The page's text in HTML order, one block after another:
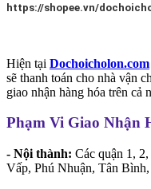
https://shopee.vn/
Hiện tại Dochoicholon.com
sẽ thanh toán cho nhà vận
giao nhận hàng hóa trên cả
Phạm Vi Giao Nhận
- Nội thành: Các quận 1,
Vấp, Phú Nhuận, Tân Bình,